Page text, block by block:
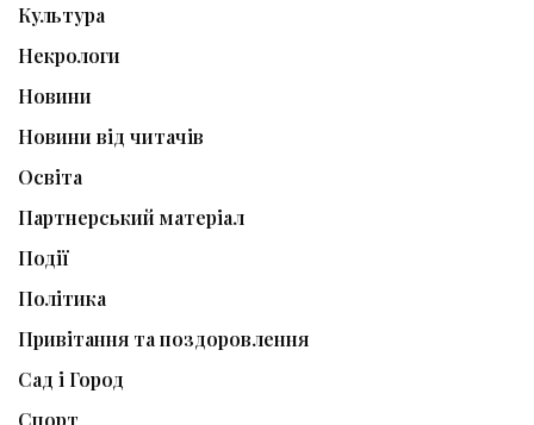
Культура
Некрологи
Новини
Новини від читачів
Освіта
Партнерський матеріал
Події
Політика
Привітання та поздоровлення
Сад і Город
Спорт